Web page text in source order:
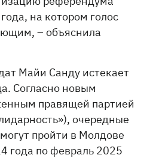
на котором голос
– объяснила
Майи Санду истекает
Согласно новым
правящей партией
очередные
пройти в Молдове
года по февраль 2025